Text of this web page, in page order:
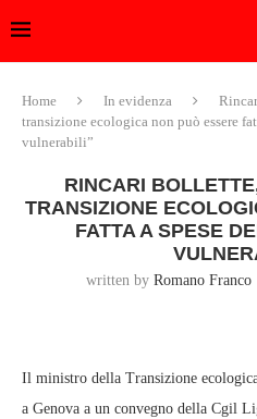
Home In evidenza
transizione ecologica non può essere
vulnerabili”
RINCARI
TRANSIZIONE
FATTA A SPESE
written by Romano Franco
Il ministro della Transizione
a Genova a un convegno della Cgil